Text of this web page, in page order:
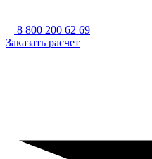
8 800 200 62 69
Заказать расчет